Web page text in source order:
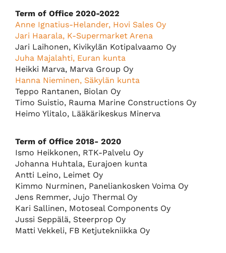
Term of Office 2020-2022
Anne Ignatius-Helander, Hovi Sales Oy
Jari Haarala, K-Supermarket Arena
Jari Laihonen, Kivikylän Kotipalvaamo Oy
Juha Majalahti, Euran kunta
Heikki Marva, Marva Group Oy
Hanna Nieminen, Säkylän kunta
Teppo Rantanen, Biolan Oy
Timo Suistio, Rauma Marine Constructions Oy
Heimo Ylitalo, Lääkärikeskus Minerva
Term of Office 2018- 2020
Ismo Heikkonen, RTK-Palvelu Oy
Johanna Huhtala, Eurajoen kunta
Antti Leino, Leimet Oy
Kimmo Nurminen, Paneliankosken Voima Oy
Jens Remmer, Jujo Thermal Oy
Kari Sallinen, Motoseal Components Oy
Jussi Seppälä, Steerprop Oy
Matti Vekkeli, FB Ketjutekniikka Oy